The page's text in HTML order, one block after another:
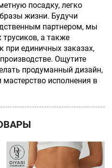
посадку, легко
жизни. Будучи
партнером, мы
трусиков, а также
при единичных заказах,
Ощутите
продуманный дизайн,
исполнения в